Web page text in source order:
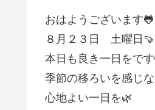
おはようございます
８月２３日 土曜日
本日も良き一日をで
季節の移ろいを感じな
心地よい一日を🌿